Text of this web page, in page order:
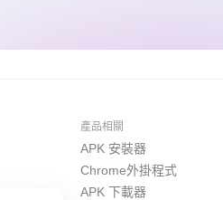
產品相關
APK 安裝器
Chrome外掛程式
APK 下載器